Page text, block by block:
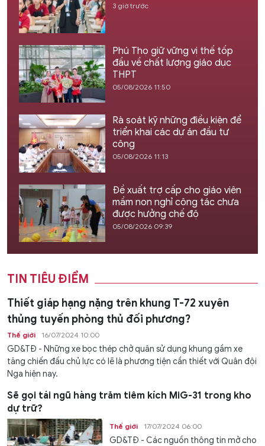
3 giờ trước
Phú Thọ giữ vững vị thế tốp
đầu về chất lượng giáo dục
THPT
05/08/2026 11:50
Rà soát kỹ những điều kiện để
triển khai các dự án đầu tư
công
05/08/2026 11:13
Đề xuất trợ cấp cho giáo viên
mầm non nghỉ công tác chưa
được hưởng chế độ
05/08/2026 09:39
TIN TIÊU ĐIỂM
Thiết giáp hạng nặng trên khung T-72 xuyên
thủng tuyến phòng thủ đối phương?
Thế giới 16/07/2024 10:00
GD&TĐ - Những xe bọc thép chở quân sử dụng khung gầm xe
tăng chiến đấu chủ lực có lẽ là phương tiện cần thiết với Quân đội
Nga hiện nay.
Sẽ gọi tái ngũ hàng trăm tiêm kích MiG-31 trong kho
dự trữ?
Thế giới 17/07/2024 06:00
GD&TĐ - Các nguồn thông tin mở cho